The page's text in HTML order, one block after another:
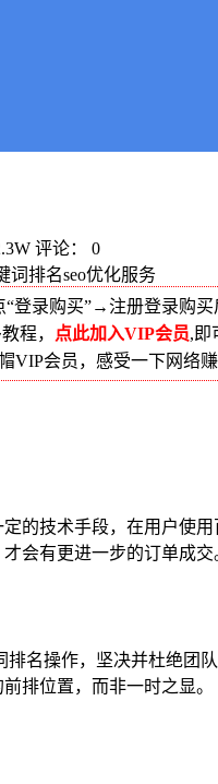
评论：
0
词排名seo优化服务
登录购买”→注册登录购
程，
点此加入VIP会员,即
会员，感受一下网络赚
的技术手段，在用户使
会有更进一步的订单成交
排名操作，坚决并杜绝
排位置，而非一时之显。